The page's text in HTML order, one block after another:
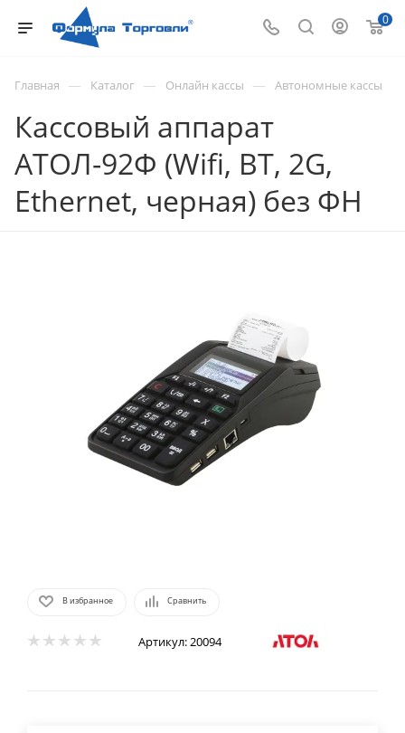
0
Главная — Каталог — Онлайн кассы — Автономные кассы
Кассовый аппарат
АТОЛ-92Ф (Wifi, BT, 2G,
Ethernet, черная) без ФН
В избранное Сравнить
Артикул:20094